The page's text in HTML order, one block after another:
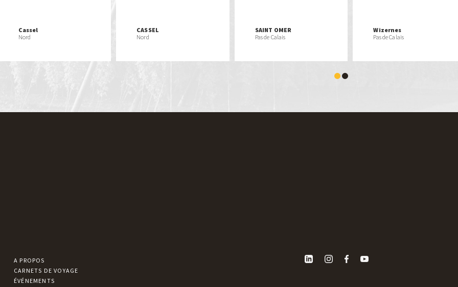
Cassel
Nord
CASSEL
Nord
SAINT OMER
Pas de Calais
Wizernes
Pas de Calais
A PROPOS
CARNETS DE VOYAGE
ÉVÉNEMENTS